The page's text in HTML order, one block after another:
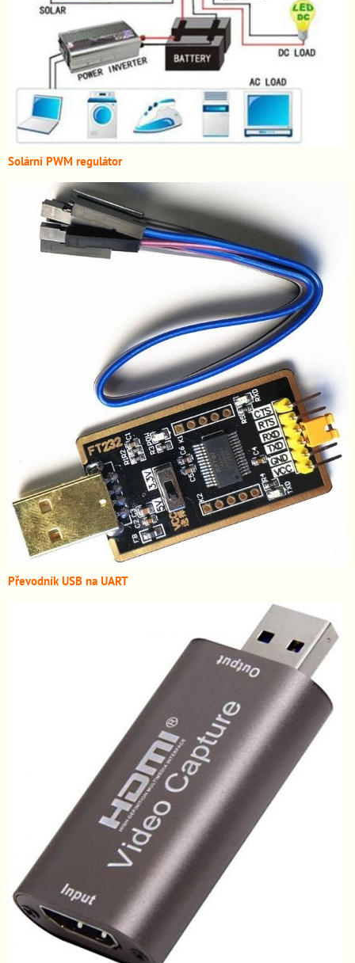
Solární PWM regulátor
Převodník USB na UART